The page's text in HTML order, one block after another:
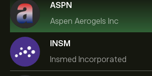
ASPN
Aspen Aerogels Inc
INSM
Insmed Incorporated